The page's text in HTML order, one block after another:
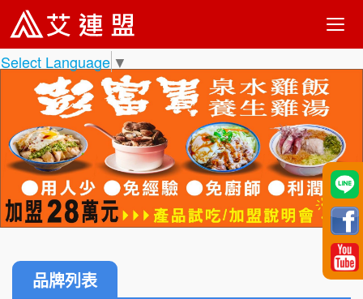
Select Language ▼
品牌列表